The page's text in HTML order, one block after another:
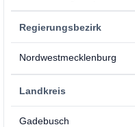
Regierungsbezirk
Nordwestmecklenburg
Landkreis
Gadebusch